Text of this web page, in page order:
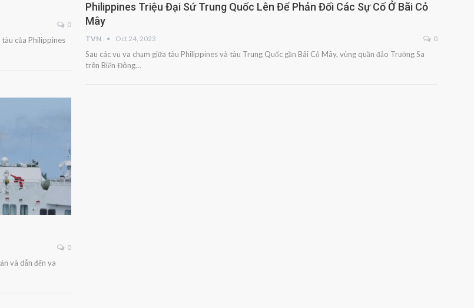
0
tàu của Philippines
Philippines Triệu Đại Sứ Trung Quốc Lên Để Phản Đối Các Sự Cố Ở Bãi Cỏ
Mây
TVN Oct 24, 2023 0
Sau các vụ va chạm giữa tàu Philippines và tàu Trung Quốc gần Bãi Cỏ Mây, vùng quần đảo Trường Sa
trên Biển Đông…
0
và dẫn đến va